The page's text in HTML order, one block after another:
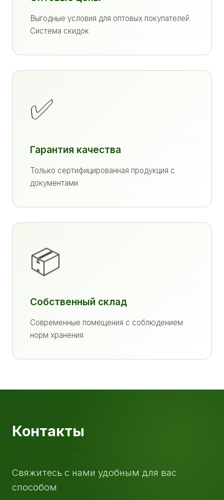
Выгодные условия для оптовых покупателей.
Система скидок
✅
Гарантия качества
Только сертифицированная продукция с
документами
📦
Собственный склад
Современные помещения с соблюдением
норм хранения
Контакты
Свяжитесь с нами удобным для вас
способом